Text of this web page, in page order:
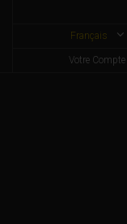
Français
Votre Compte